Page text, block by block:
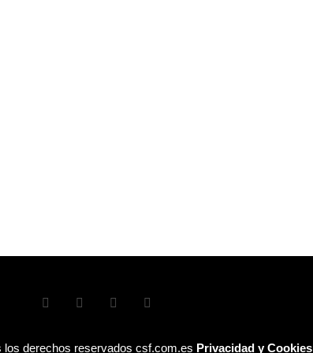
los derechos reservados csf.com.es Privacidad y Cookies